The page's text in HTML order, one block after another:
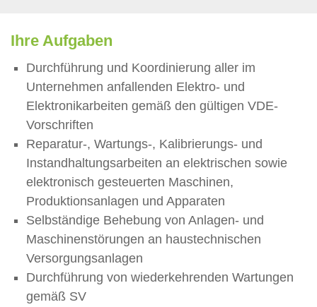
Ihre Aufgaben
Durchführung und Koordinierung aller im
Unternehmen anfallenden Elektro- und
Elektronikarbeiten gemäß den gültigen VDE-
Vorschriften
Reparatur-, Wartungs-, Kalibrierungs- und
Instandhaltungsarbeiten an elektrischen sowie
elektronisch gesteuerten Maschinen,
Produktionsanlagen und Apparaten
Selbständige Behebung von Anlagen- und
Maschinenstörungen an haustechnischen
Versorgungsanlagen
Durchführung von wiederkehrenden Wartungen
gemäß SV